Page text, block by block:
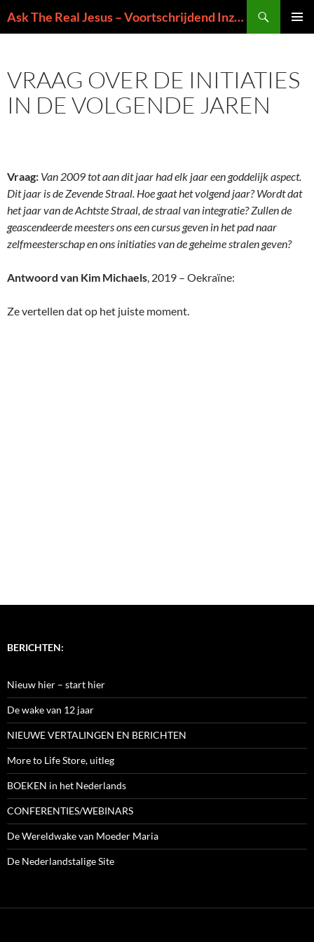
naar
Ask The Real Jesus – Voortschrijdend Inzicht in de Zin van het Leven
VRAAG OVER DE INITIATIES
IN DE VOLGENDE JAREN
Vraag: Van 2009 tot aan dit jaar had elk jaar een goddelijk aspect.
Dit jaar is de Zevende Straal. Hoe gaat het volgend jaar? Wordt dat
het jaar van de Achtste Straal, de straal van integratie? Zullen de
geascendeerde meesters ons een cursus geven in het pad naar
zelfmeesterschap en ons initiaties van de geheime stralen geven?
Antwoord van Kim Michaels, 2019 – Oekraïne:
Ze vertellen dat op het juiste moment.
BERICHTEN:
Nieuw hier – start hier
De wake van 12 jaar
NIEUWE VERTALINGEN EN BERICHTEN
More to Life Store, uitleg
BOEKEN in het Nederlands
CONFERENTIES/WEBINARS
De Wereldwake van Moeder Maria
De Nederlandstalige Site